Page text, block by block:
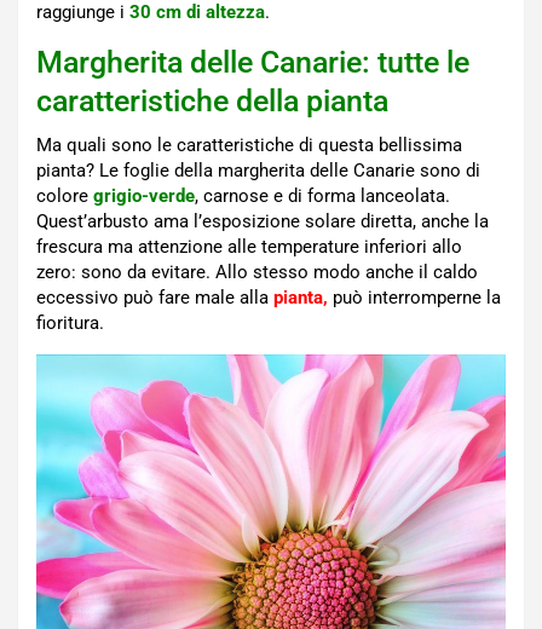
raggiunge i 30 cm di altezza.
Margherita delle Canarie: tutte le
caratteristiche della pianta
Ma quali sono le caratteristiche di questa bellissima
pianta? Le foglie della margherita delle Canarie sono di
colore grigio-verde, carnose e di forma lanceolata.
Quest’arbusto ama l’esposizione solare diretta, anche la
frescura ma attenzione alle temperature inferiori allo
zero: sono da evitare. Allo stesso modo anche il caldo
eccessivo può fare male alla pianta, può interromperne la
fioritura.